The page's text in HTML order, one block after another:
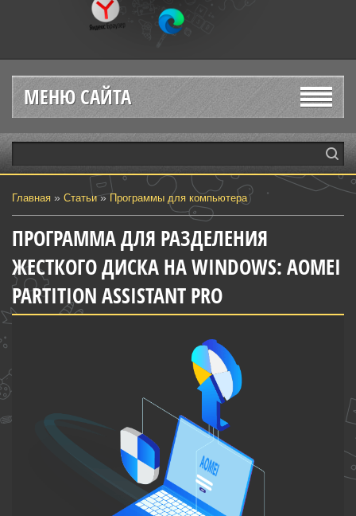
МЕНЮ САЙТА
Главная » Статьи»Программы для компьютера
ПРОГРАММА ДЛЯ РАЗДЕЛЕНИЯ
ЖЕСТКОГО ДИСКА НА WINDOWS: AOMEI
PARTITION ASSISTANT PRO